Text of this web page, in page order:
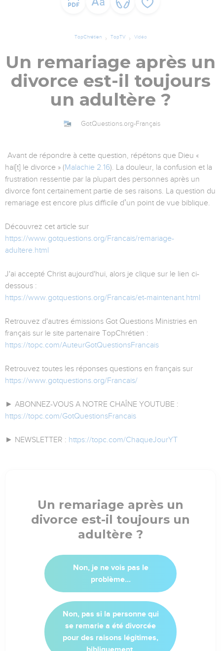
TopChrétien TopTV Vidéo
Un remariage après un
divorce est-il toujours
un adultère ?
GotQuestions.org-Français
Avant de répondre à cette question, répétons que Dieu «
hai[t] le divorce » (Malachie 2.16). La douleur, la confusion et la
frustration ressentie par la plupart des personnes après un
divorce font certainement partie de ses raisons. La question du
remariage est encore plus difficile dʼun point de vue biblique.
Découvrez cet article sur
https://www.gotquestions.org/Francais/remariage-
adultere.html
J'ai accepté Christ aujourd'hui, alors je clique sur le lien ci-
dessous :
https://www.gotquestions.org/Francais/et-maintenant.html
Retrouvez d'autres émissions Got Questions Ministries en
français sur le site partenaire TopChrétien :
https://topc.com/AuteurGotQuestionsFrancais
Retrouvez toutes les réponses questions en français sur
https://www.gotquestions.org/Francais/
► ABONNEZ-VOUS A NOTRE CHAÎNE YOUTUBE :
https://topc.com/GotQuestionsFrancais
► NEWSLETTER : https://topc.com/ChaqueJourYT
Un remariage après un
divorce est-il toujours un
adultère ?
Non, je ne vois pas le
problème...
Non, pas si la personne qui
se remarie a été divorcée
pour des raisons légitimes,